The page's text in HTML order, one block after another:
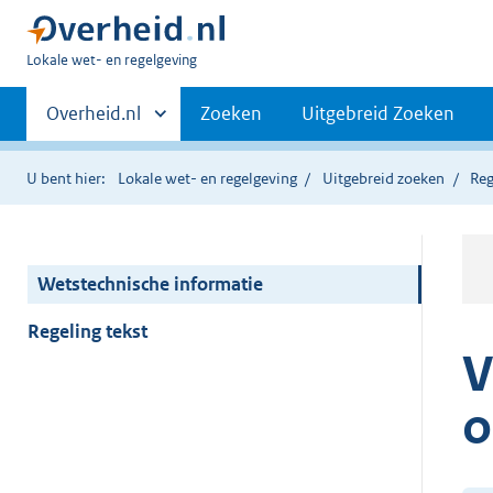
U
hier:
Lokale wet- en regelgeving
Primaire
navigatie
Andere
sites
binnen
Overheid.nl Zoeken Uitgebreid Zoeken
U bent hier: Lokale wet- en regelgeving Uitgebreid zoeken
Wetstechnische informatie
Regeling tekst